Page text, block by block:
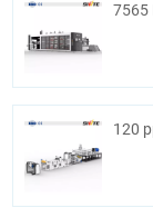
7565
120